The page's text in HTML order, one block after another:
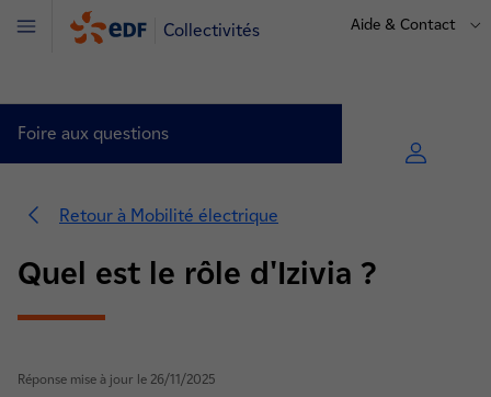
Collectivités Aide & Contact
Menu
Foire aux questions
Retour à Mobilité électrique
Quel est le rôle d'Izivia ?
Réponse mise à jour le 26/11/2025